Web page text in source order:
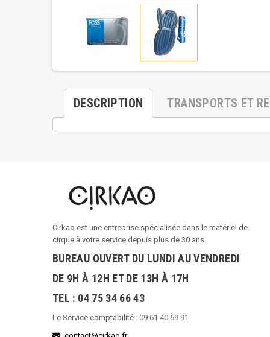
DESCRIPTION TRANSPORTS ET
Cirkao est une entreprise spécialisée dans le matériel de
cirque à votre service depuis plus de 30 ans.
BUREAU OUVERT DU LUNDI AU VENDREDI
DE 9H À 12H ET DE 13H À 17H
TEL : 04 75 34 66 43
Le Service comptabilité : 09 61 40 69 91